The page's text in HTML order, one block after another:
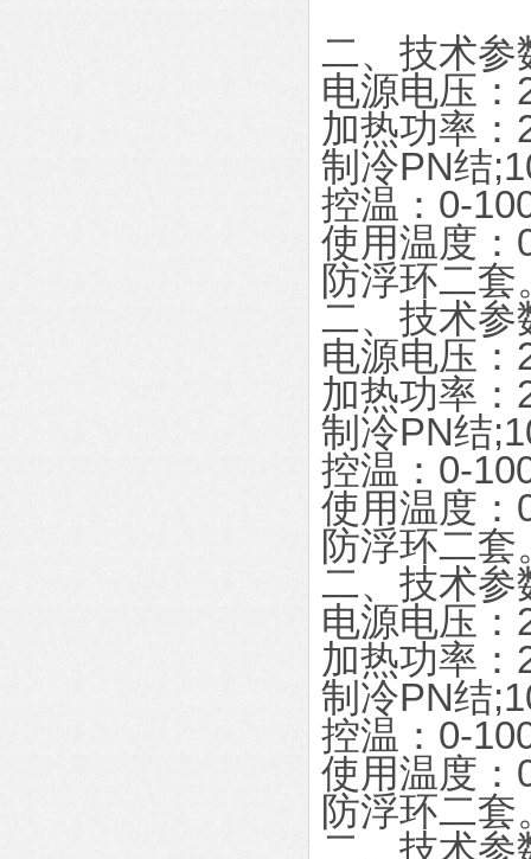
二、技术参
电源电压
加热功率：
制冷PN结
控温：0-
使用温度
防浮环二套
二、技术参
电源电压
加热功率：
制冷PN结
控温：0-
使用温度
防浮环二套
二、技术参
电源电压
加热功率：
制冷PN结
控温：0-
使用温度
防浮环二套
二、技术参